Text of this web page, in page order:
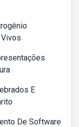
E
De Software